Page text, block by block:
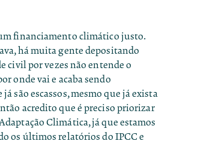
financiamento climático justo.
há muita gente depositando
civil por vezes não entende o
onde vai e acaba sendo
são escassos, mesmo que já exista
acredito que é preciso priorizar
Climática, já que estamos
os últimos relatórios do IPCC e